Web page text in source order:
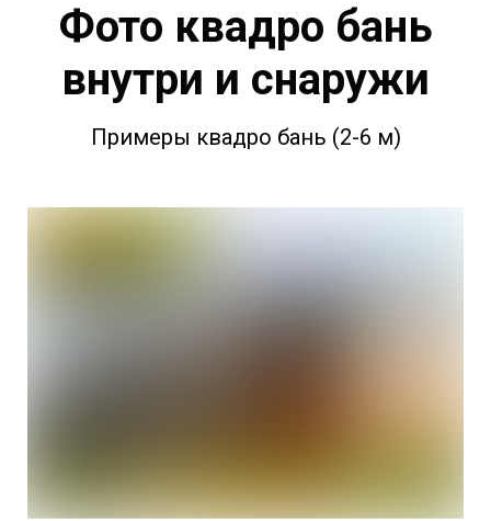
Фото квадро бань
внутри и снаружи
Примеры квадро бань (2-6 м)